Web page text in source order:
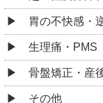
胃の不快感・
生理痛・PMS
骨盤矯正・産
その他